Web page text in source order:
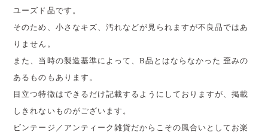
ユーズド品です。
そのため、小さなキズ、汚れなどが見られますが不良品ではあ
りません。
また、当時の製造基準によって、B品とはならなかった 歪みの
あるものもあります。
目立つ特徴はできるだけ記載するようにしておりますが、掲載
しきれないものがございます。
ビンテージ／アンティーク雑貨だからこその風合いとしてお楽